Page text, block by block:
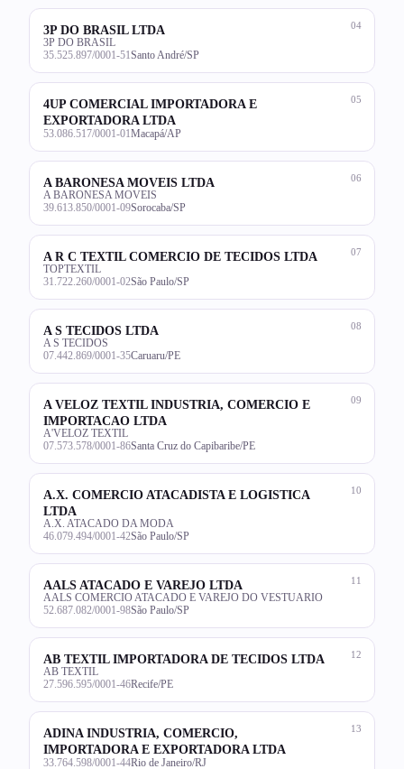
04
3P DO BRASIL LTDA
3P DO BRASIL
35.525.897/0001-51 Santo André/SP
05
4UP COMERCIAL IMPORTADORA E
EXPORTADORA LTDA
53.086.517/0001-01 Macapá/AP
06
A BARONESA MOVEIS LTDA
A BARONESA MOVEIS
39.613.850/0001-09Sorocaba/SP
07
A R C TEXTIL COMERCIO DE TECIDOS LTDA
TOPTEXTIL
31.722.260/0001-02São Paulo/SP
08
A S TECIDOS LTDA
A S TECIDOS
07.442.869/0001-35Caruaru/PE
09
A VELOZ TEXTIL INDUSTRIA, COMERCIO E
IMPORTACAO LTDA
A'VELOZ TEXTIL
07.573.578/0001-86Santa Cruz do Capibaribe/PE
10
A.X. COMERCIO ATACADISTA E LOGISTICA
LTDA
A.X. ATACADO DA MODA
46.079.494/0001-42São Paulo/SP
11
AALS ATACADO E VAREJO LTDA
AALS COMERCIO ATACADO E VAREJO DO VESTUARIO
52.687.082/0001-98São Paulo/SP
12
AB TEXTIL IMPORTADORA DE TECIDOS LTDA
AB TEXTIL
27.596.595/0001-46Recife/PE
13
ADINA INDUSTRIA, COMERCIO,
IMPORTADORA E EXPORTADORA LTDA
33.764.598/0001-44Rio de Janeiro/RJ